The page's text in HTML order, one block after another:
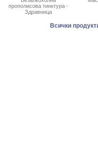
прополисова тинктура -
Здравница
Всички